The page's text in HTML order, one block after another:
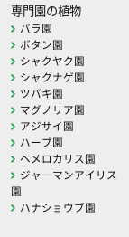
専門園の植物
バラ園
ボタン園
シャクヤク園
シャクナゲ園
ツバキ園
マグノリア園
アジサイ園
ハーブ園
ヘメロカリス園
ジャーマンアイリス
園
ハナショウブ園